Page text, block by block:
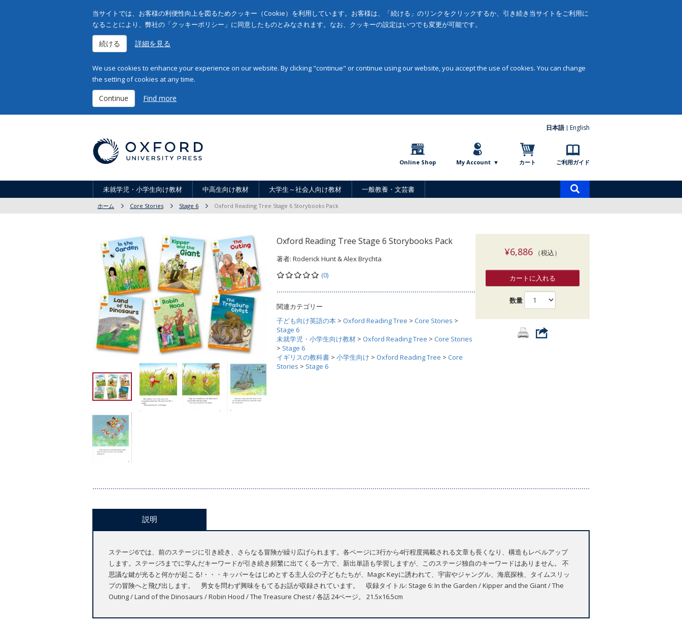
当サイトでは、お客様の利便性向上を図るためクッキー（Cookie）を利用しています。お客様は、「続ける」のリンクをクリックするか、引き続き当サイトをご利用に
なることにより、弊社の「クッキーポリシー」に同意したものとみなされます。なお、クッキーの設定はいつでも変更が可能です。
続ける 詳細を見る
We use cookies to enhance your experience on our website. By clicking "continue" or continue using our website, you accept the use of cookies. You can change
the setting of cookies at any time.
Continue Find more
日本語 English
Online Shop My Account カート ご利用ガイド
未就学児・小学生向け教材 中高生向け教材 大学生～社会人向け教材 一般教養・文芸書
索
ホーム Core Stories Stage 6 Oxford Reading Tree Stage 6 Storybooks Pack
Oxford Reading Tree Stage 6 Storybooks Pack
著者: Roderick Hunt & Alex Brychta
(0)
関連カテゴリー
子ども向け英語の本 > Oxford Reading Tree > Core Stories >
Stage 6
未就学児・小学生向け教材 > Oxford Reading Tree > Core Stories
> Stage 6
イギリスの教科書 > 小学生向け > Oxford Reading Tree > Core
Stories > Stage 6
¥6,886（税込）
カートに入れる
数量
説明
ステージ6では、前のステージに引き続き、さらなる冒険が繰り広げられます。各ページに3行から4行程度掲載される文章も長くなり、構造もレベルアップ
します。ステージ5までに学んだキーワードが引き続き頻繁に出てくる一方で、新出単語も学習しますが、このステージ独自のキーワードはありません。 不
思議な鍵が光ると何かが起こる!・・・キッパーをはじめとする主人公の子どもたちが、Magic Keyに誘われて、宇宙やジャングル、海底探検、タイムスリッ
プの冒険へと飛び出します。 男女を問わず興味をもてるお話が収録されています。 収録タイトル: Stage 6: In the Garden / Kipper and the Giant / The
Outing / Land of the Dinosaurs / Robin Hood / The Treasure Chest / 各話 24ページ。 21.5x16.5cm